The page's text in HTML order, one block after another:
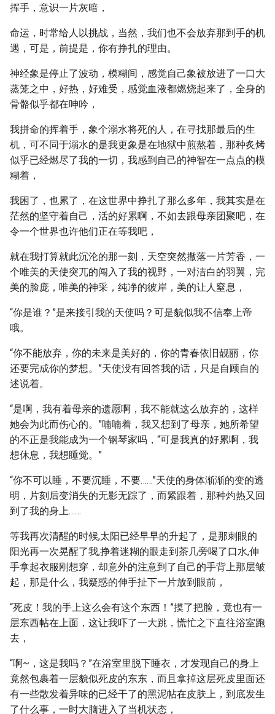
挥手，意识一片灰暗，
命运，时常给人以挑战，当然，我们也不会放弃那到手的机
遇，可是，前提是，你有挣扎的理由。
神经象是停止了波动，模糊间，感觉自己象被放进了一口大
蒸笼之中，好热，好难受，感觉血液都燃烧起来了，全身的
骨骼似乎都在呻吟，
我拼命的挥着手，象个溺水将死的人，在寻找那最后的生
机，可不同于溺水的是我更象是在地狱中煎熬着，那种炙烤
似乎已经燃尽了我的一切，我感到自己的神智在一点点的模
糊着，
我困了，也累了，在这世界中挣扎了那么多年，我其实是在
茫然的坚守着自己，活的好累啊，不如去跟母亲团聚吧，在
令一个世界也许他们正在等我吧，
就在我打算就此沉沦的那一刻，天空突然撒落一片芳香，一
个唯美的天使突兀的闯入了我的视野，一对洁白的羽翼，完
美的脸庞，唯美的神采，纯净的彼岸，美的让人窒息，
“你是谁？”是来接引我的天使吗？可是貌似我不信奉上帝
哦。
“你不能放弃，你的未来是美好的，你的青春依旧靓丽，你
还要完成你的梦想。”天使没有回答我的话，只是自顾自的
述说着。
“是啊，我有着母亲的遗愿啊，我不能就这么放弃的，这样
她会为此而伤心的。”喃喃着，我又想到了母亲，她所希望
的不正是我能成为一个钢琴家吗，“可是我真的好累啊，我
想休息，我想睡觉。”
“你不可以睡，不要沉睡，不要……”天使的身体渐渐的变的透
明，片刻后变消失的无影无踪了，而紧跟着，那种灼热又回
到了我的身上……
等我再次清醒的时候,太阳已经早早的升起了，是那刺眼的
阳光再一次晃醒了我,挣着迷糊的眼走到茶几旁喝了口水,伸
手拿起衣服刚想穿，却意外的注意到了自己的手背上那层皱
起，那是什么，我疑惑的伸手扯下一片放到眼前，
“死皮！我的手上这么会有这个东西！”摸了把脸，竟也有一
层东西帖在上面，这让我吓了一大跳，慌忙之下直往浴室跑
去，
“啊~，这是我吗？”在浴室里脱下睡衣，才发现自己的身上
竟然包裹着一层貌似死皮的东东，而且拿掉这层死皮里面还
有一些散发着异味的已经干了的黑泥帖在皮肤上，到底发生
了什么事，一时大脑进入了当机状态，